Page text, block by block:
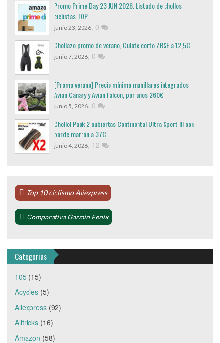
Promo Prime Day 23 JUN 2026. Listado de chollos
ciclistas TOP
junio 23, 2026, 0
Chollazo promo de verano, Culote corto ZRSE a 12,5€
junio 7, 2026, 0
[Promo verano] Precio mínimo manillares integrados
Avian Canary y Avian Falcon, por unos 260€
junio 5, 2026, 0
Chollo! Pack 2 cubiertas Continental Ultra Sport III con
borde marrón a 37€
junio 4, 2026, 12
Top 10 ciclismo Aliexpress
Comparativa Garmin Fenix
Categorias
105 (15)
Acycles (5)
Aliexpress (92)
Alltricks (16)
Amazon (58)